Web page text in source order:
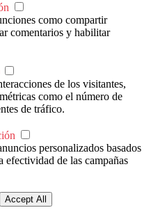
como compartir
comentarios y habilitar
de los visitantes,
como el número de
de tráfico.
personalizados basados
efectividad de las campañas
Accept All